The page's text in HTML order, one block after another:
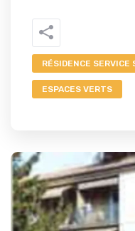
RÉSIDENCE SERVICE
ESPACES VERTS